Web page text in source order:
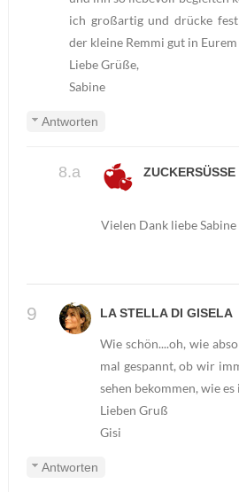
ich großartig und drücke
der kleine Remmi gut in
Liebe Grüße,
Sabine
Antworten
ZUCKERSÜSSE
Vielen Dank liebe Sabine
LA STELLA DI GISELA
Wie schön....oh, wie
mal gespannt, ob wir
sehen bekommen, wie
Lieben Gruß
Gisi
Antworten